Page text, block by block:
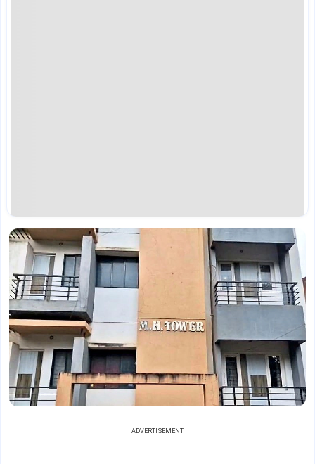
ADVERTISEMENT